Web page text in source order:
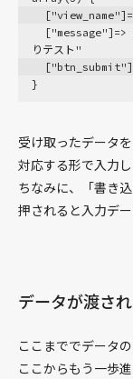
りテスト"
}
受け取ったデータ
対応する形で入力
ちなみに、「書き
押されると入力デ
データが渡さ
ここまででデータ
ここからもう一歩